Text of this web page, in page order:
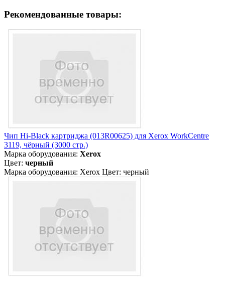
Рекомендованные товары:
Чип Hi-Black картриджа (013R00625) для Xerox WorkCentre
3119, чёрный (3000 стр.)
Марка оборудования: Xerox
Цвет: черный
Марка оборудования: Xerox Цвет: черный